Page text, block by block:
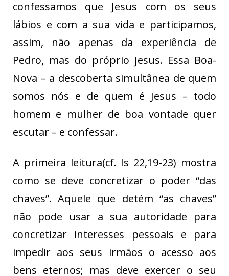
confessamos que Jesus com os seus
lábios e com a sua vida e participamos,
assim, não apenas da experiência de
Pedro, mas do próprio Jesus. Essa Boa-
Nova – a descoberta simultânea de quem
somos nós e de quem é Jesus – todo
homem e mulher de boa vontade quer
escutar – e confessar.
A primeira leitura(cf. Is 22,19-23) mostra
como se deve concretizar o poder “das
chaves”. Aquele que detém “as chaves”
não pode usar a sua autoridade para
concretizar interesses pessoais e para
impedir aos seus irmãos o acesso aos
bens eternos; mas deve exercer o seu